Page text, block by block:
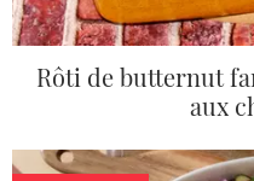
Rôti de butternut
aux